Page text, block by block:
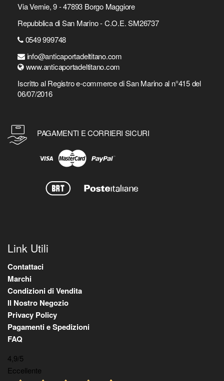
Via Vernie, 9 - 47893 Borgo Maggiore
Repubblica di San Marino - C.O.E. SM26737
0549 999748
info@anticaportadeltitano.com
www.anticaportadeltitano.com
Iscritto al Registro e-commerce di San Marino al n°415 del
06/07/2016
PAGAMENTI E CORRIERI SICURI
Link Utili
Contattaci
Marchi
Condizioni di Vendita
Il Nostro Negozio
Privacy Policy
Pagamenti e Spedizioni
FAQ
4,9/5
Eccellente